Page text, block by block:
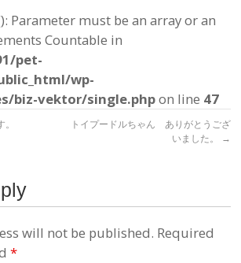
Parameter must be an array or an
Countable in
pet-
wp-
biz-vektor/single.phpon line 47
トイプードルちゃん ありがとうござ
いました。
→
will not be published. Required
*